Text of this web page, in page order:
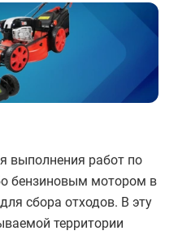
выполнения работ по
бензиновым мотором в
сбора отходов. В эту
территории